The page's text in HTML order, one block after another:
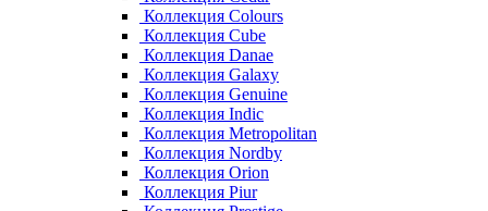
Коллекция Colours
Коллекция Cube
Коллекция Danae
Коллекция Galaxy
Коллекция Genuine
Коллекция Indic
Коллекция Metropolitan
Коллекция Nordby
Коллекция Orion
Коллекция Piur